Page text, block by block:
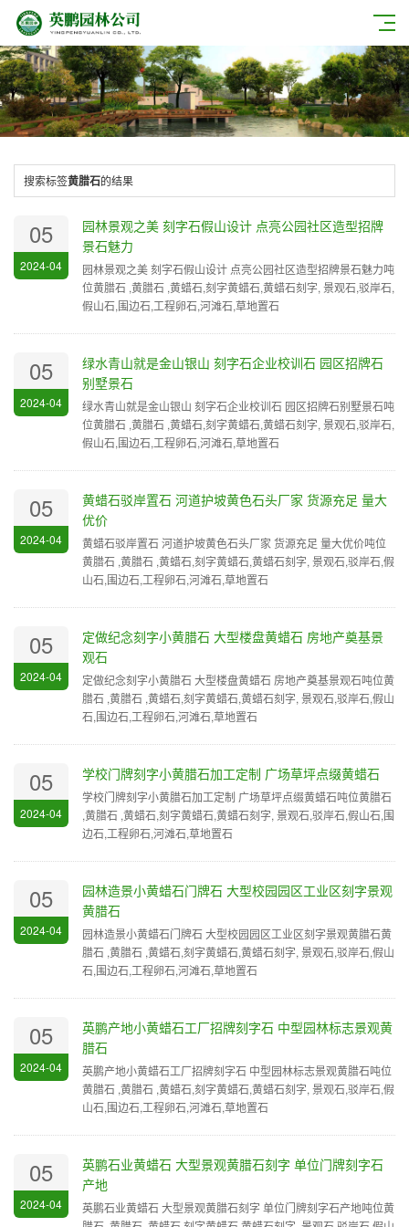
搜索标签黄腊石的结果
05
2024-04
园林景观之美 刻字石假山设计 点亮公园社区造型招牌
景石魅力
园林景观之美 刻字石假山设计 点亮公园社区造型招牌景石魅力吨
位黄腊石 ,黄腊石 ,黄蜡石,刻字黄蜡石,黄蜡石刻字, 景观石,驳岸石,
假山石,围边石,工程卵石,河滩石,草地置石
05
2024-04
绿水青山就是金山银山 刻字石企业校训石 园区招牌石
别墅景石
绿水青山就是金山银山 刻字石企业校训石 园区招牌石别墅景石吨
位黄腊石 ,黄腊石 ,黄蜡石,刻字黄蜡石,黄蜡石刻字, 景观石,驳岸石,
假山石,围边石,工程卵石,河滩石,草地置石
05
2024-04
黄蜡石驳岸置石 河道护坡黄色石头厂家 货源充足 量大
优价
黄蜡石驳岸置石 河道护坡黄色石头厂家 货源充足 量大优价吨位
黄腊石 ,黄腊石 ,黄蜡石,刻字黄蜡石,黄蜡石刻字, 景观石,驳岸石,假
山石,围边石,工程卵石,河滩石,草地置石
05
2024-04
定做纪念刻字小黄腊石 大型楼盘黄蜡石 房地产奠基景
观石
定做纪念刻字小黄腊石 大型楼盘黄蜡石 房地产奠基景观石吨位黄
腊石 ,黄腊石 ,黄蜡石,刻字黄蜡石,黄蜡石刻字, 景观石,驳岸石,假山
石,围边石,工程卵石,河滩石,草地置石
05
2024-04
学校门牌刻字小黄腊石加工定制 广场草坪点缀黄蜡石
学校门牌刻字小黄腊石加工定制 广场草坪点缀黄蜡石吨位黄腊石
,黄腊石 ,黄蜡石,刻字黄蜡石,黄蜡石刻字, 景观石,驳岸石,假山石,围
边石,工程卵石,河滩石,草地置石
05
2024-04
园林造景小黄蜡石门牌石 大型校园园区工业区刻字景观
黄腊石
园林造景小黄蜡石门牌石 大型校园园区工业区刻字景观黄腊石黄
腊石 ,黄腊石 ,黄蜡石,刻字黄蜡石,黄蜡石刻字, 景观石,驳岸石,假山
石,围边石,工程卵石,河滩石,草地置石
05
2024-04
英鹏产地小黄蜡石工厂招牌刻字石 中型园林标志景观黄
腊石
英鹏产地小黄蜡石工厂招牌刻字石 中型园林标志景观黄腊石吨位
黄腊石 ,黄腊石 ,黄蜡石,刻字黄蜡石,黄蜡石刻字, 景观石,驳岸石,假
山石,围边石,工程卵石,河滩石,草地置石
05
2024-04
英鹏石业黄蜡石 大型景观黄腊石刻字 单位门牌刻字石
产地
英鹏石业黄蜡石 大型景观黄腊石刻字 单位门牌刻字石产地吨位黄